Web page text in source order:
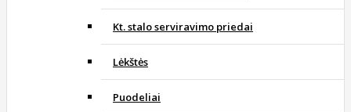
Kt. stalo serviravimo priedai
Lėkštės
Puodeliai